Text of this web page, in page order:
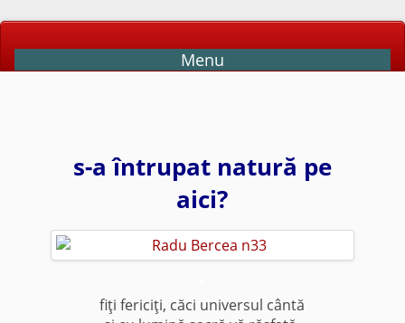
Menu
s-a întrupat natură pe
aici?
fiţi fericiţi, căci universul cântă